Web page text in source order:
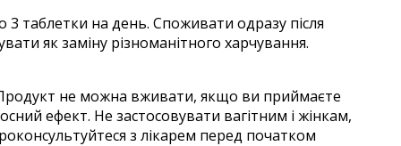
таблетки на день. Споживати одразу після
як заміну різноманітного харчування.
Продукт не можна вживати, якщо ви приймаєте
ефект. Не застосовувати вагітним і жінкам,
з лікарем перед початком